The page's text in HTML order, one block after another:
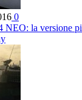
0
NEO: la versione